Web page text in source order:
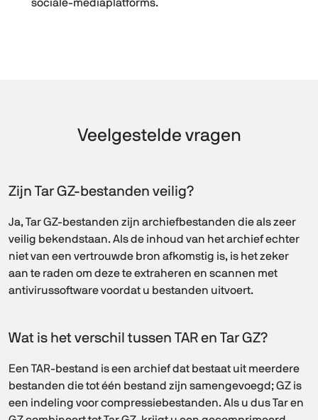
sociale-mediaplatforms.
Veelgestelde vragen
Zijn Tar GZ-bestanden veilig?
Ja, Tar GZ-bestanden zijn archiefbestanden die als zeer
veilig bekendstaan. Als de inhoud van het archief echter
niet van een vertrouwde bron afkomstig is, is het zeker
aan te raden om deze te extraheren en scannen met
antivirussoftware voordat u bestanden uitvoert.
Wat is het verschil tussen TAR en Tar GZ?
Een TAR-bestand is een archief dat bestaat uit meerdere
bestanden die tot één bestand zijn samengevoegd; GZ is
een indeling voor compressiebestanden. Als u dus Tar en